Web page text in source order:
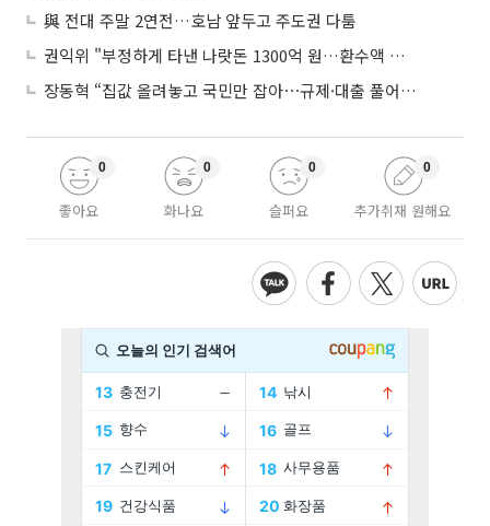
與 전대 주말 2연전…호남 앞두고 주도권 다툼
권익위 "부정하게 타낸 나랏돈 1300억 원…환수액 역대 최대"
장동혁 “집값 올려놓고 국민만 잡아⋯규제·대출 풀어야”
좋아요
0
화나요
0
슬퍼요
0
추가취재 원해요
0